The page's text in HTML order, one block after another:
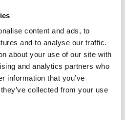
content and ads, to
and to analyse our traffic.
about your use of our site with
and analytics partners who
information that you’ve
collected from your use
proces
jest dla
ważny?
zależy nam na ludziach i